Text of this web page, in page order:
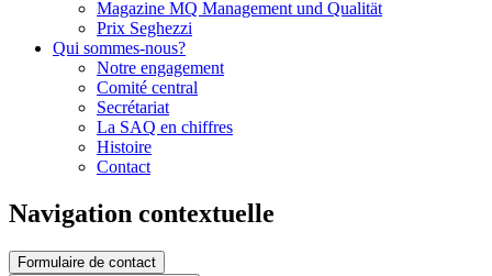
Magazine MQ Management und Qualität
Prix Seghezzi
Qui sommes-nous?
Notre engagement
Comité central
Secrétariat
La SAQ en chiffres
Histoire
Contact
Navigation contextuelle
Formulaire de contact